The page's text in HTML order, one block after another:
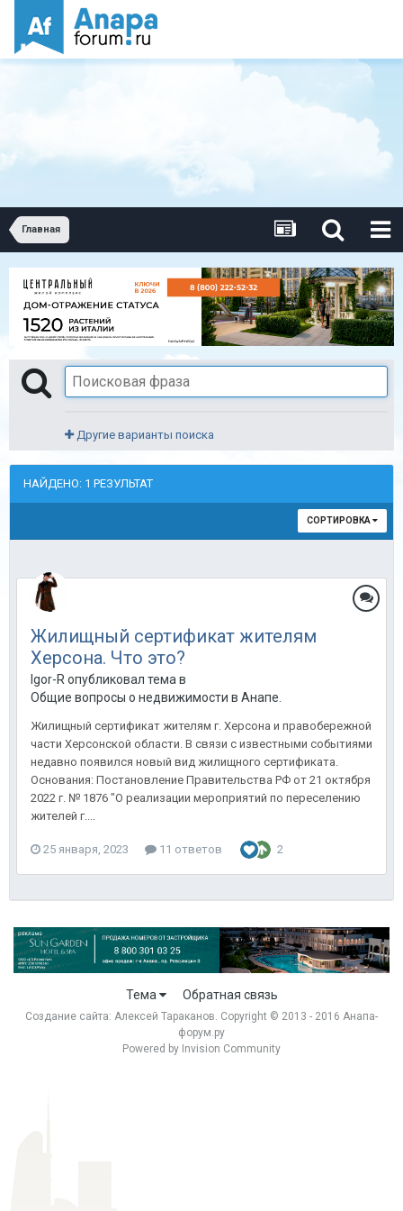
Главная
Другие варианты поиска
НАЙДЕНО: 1 РЕЗУЛЬТАТ
СОРТИРОВКА
Жилищный сертификат жителям
Херсона. Что это?
Igor-R опубликовал тема в
Общие вопросы о недвижимости в Анапе.
Жилищный сертификат жителям г. Херсона и правобережной
части Херсонской области. В связи с известными событиями
недавно появился новый вид жилищного сертификата.
Основания: Постановление Правительства РФ от 21 октября
2022 г. № 1876 "О реализации мероприятий по переселению
жителей г....
25 января, 2023 11 ответов 2
Тема Обратная связь
Создание сайта: Алексей Тараканов. Copyright © 2013 - 2016 Анапа-
форум.ру
Powered by Invision Community